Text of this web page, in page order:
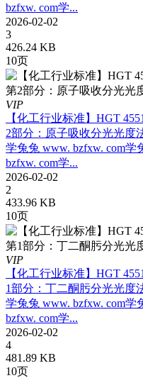
bzfxw. com学...
2026-02-02
3
426.24 KB
10页
VIP
【化工行业标准】HGT
2部分：原子吸收分光光度
学兔兔 www. bzfxw. com学
bzfxw. com学...
2026-02-02
2
433.96 KB
10页
VIP
【化工行业标准】HGT
1部分：丁二酮肟分光光度
学兔兔 www. bzfxw. com学
bzfxw. com学...
2026-02-02
4
481.89 KB
10页